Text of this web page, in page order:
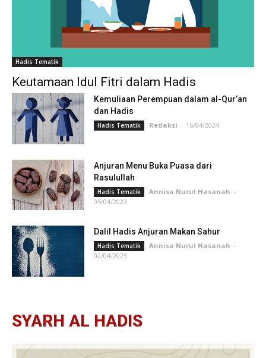
Hadis Tematik
Keutamaan Idul Fitri dalam Hadis
Kemuliaan Perempuan dalam al-Qur’an
dan Hadis
Hadis Tematik Redaksi - 16/04/2024
Anjuran Menu Buka Puasa dari
Rasulullah
Hadis Tematik Annisa Nurul Hasanah -
05/04/2023
Dalil Hadis Anjuran Makan Sahur
Hadis Tematik Annisa Nurul Hasanah -
02/04/2023
SYARH AL HADIS